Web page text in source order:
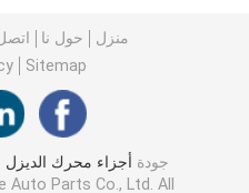
حلقة مكبس محرك الديزل
كم بطانة الأسطوانة
صمامات العادم
منزل حول نا
Sitemap
جودة أجزاء محرك الديزل
Auto Parts Co., Ltd. All